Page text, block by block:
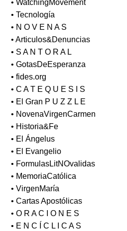
• WatchingMovement
• Tecnología
• N O V E N A S
• Articulos&Denuncias
• S A N T O R A L
• GotasDeEsperanza
• fides.org
• C A T E Q U E S I S
• El Gran P U Z Z L E
• NovenaVirgenCarmen
• Historia&Fe
• El Ángelus
• El Evangelio
• FormulasLitNOvalidas
• MemoriaCatólica
• VirgenMaría
• Cartas Apostólicas
• O R A C I O N E S
• E N C Í C L I C A S